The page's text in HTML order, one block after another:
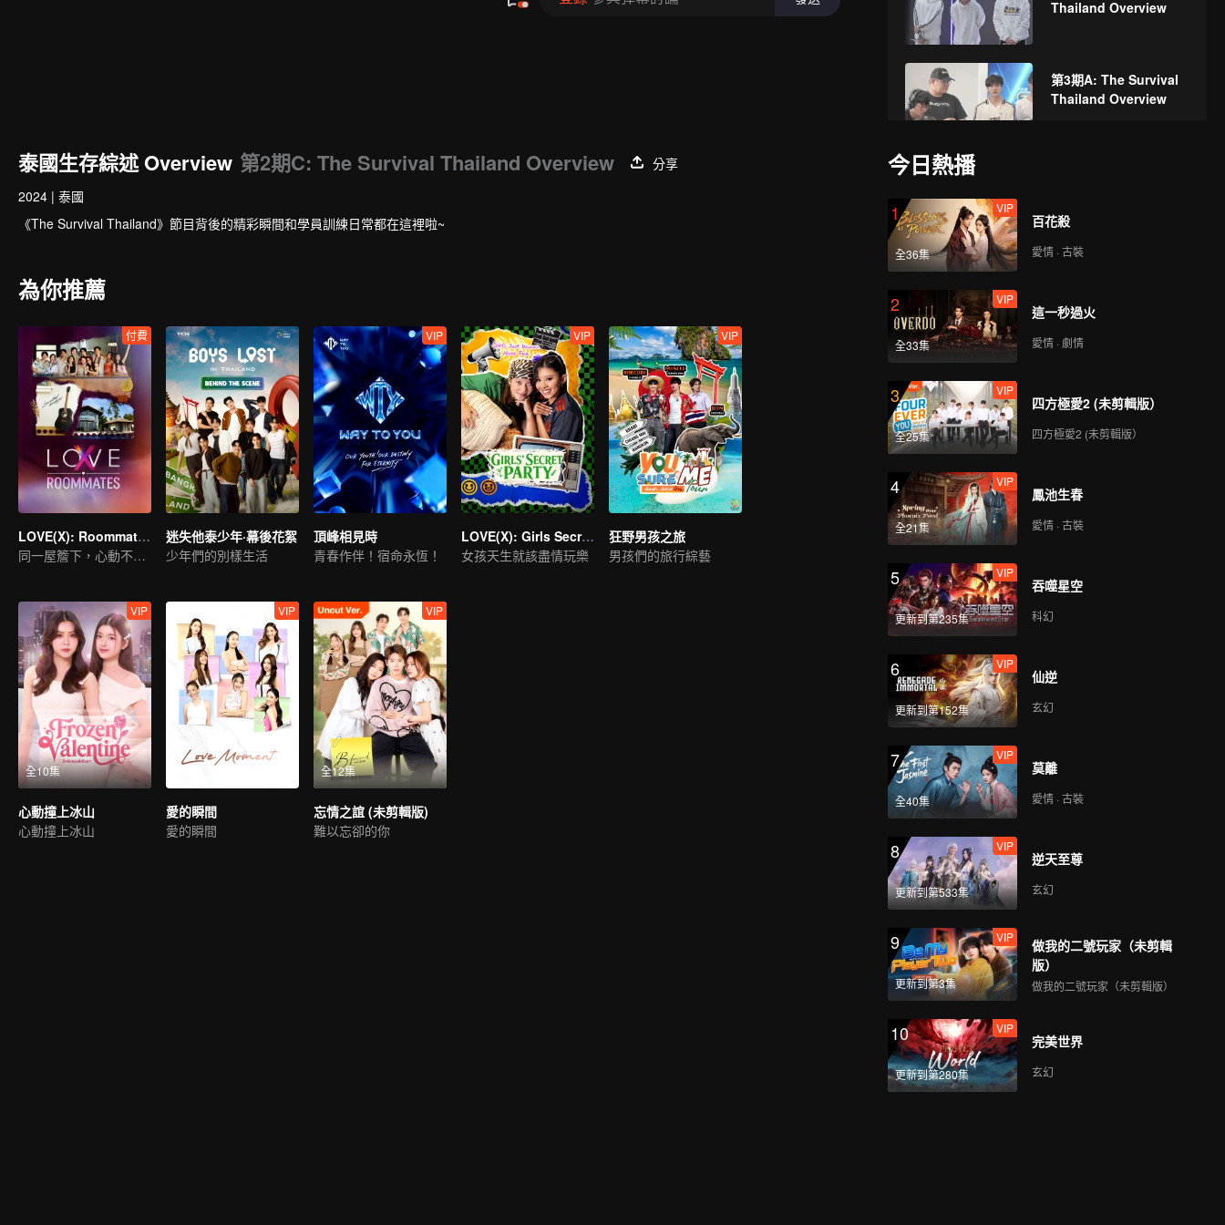
Thailand Overview
第3期A: The Survival
Thailand Overview
第3期C: The Survival
第3期D: The Survival
第4期A: The Survival
第4期B: The Survival
第4期C: The Survival
第4期D: The Survival
第5期A: The Survival
第5期B: The Survival
第5期C: The Survival
第5期D: The Survival
泰國生存綜述 Overview 第2期C: The Survival Thailand Overview
分享
2024 | 泰國
《The Survival Thailand》節目背後的精彩瞬間和學員訓練日常都在這裡啦~
為你推薦
付費
LOVE(X): Roommates
同一屋簷下，心動不設防！LOVE(X)合拍室友特輯
迷失他泰少年·幕後花絮
少年們的別樣生活
VIP
頂峰相見時
青春作伴！宿命永恆！
VIP
LOVE(X): Girls Secret Party
女孩天生就該盡情玩樂
VIP
狂野男孩之旅
男孩們的旅行綜藝
全10集
VIP
心動撞上冰山
心動撞上冰山
VIP
愛的瞬間
愛的瞬間
全12集
VIP
忘情之誼 (未剪輯版)
難以忘卻的你
今日熱播
1
全36集
VIP
百花殺
愛情 · 古裝
2
全33集
VIP
這一秒過火
愛情 · 劇情
3
全25集
VIP
四方極愛2 (未剪輯版）
四方極愛2 (未剪輯版）
4
全21集
VIP
鳳池生春
愛情 · 古裝
5
更新到第235集
VIP
吞噬星空
科幻
6
更新到第152集
VIP
仙逆
玄幻
7
全40集
VIP
莫離
愛情 · 古裝
8
更新到第533集
VIP
逆天至尊
玄幻
9
更新到第3集
VIP
做我的二號玩家（未剪輯
版）
做我的二號玩家（未剪輯版）
10
更新到第280集
VIP
完美世界
玄幻